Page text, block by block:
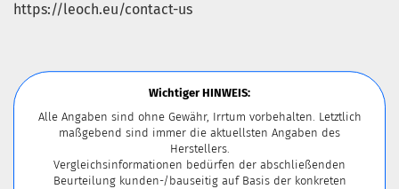
https://leoch.eu/contact-us
Wichtiger HINWEIS:
Alle Angaben sind ohne Gewähr, Irrtum vorbehalten. Letztlich
maßgebend sind immer die aktuellsten Angaben des
Herstellers.
Vergleichsinformationen bedürfen der abschließenden
Beurteilung kunden-/bauseitig auf Basis der konkreten